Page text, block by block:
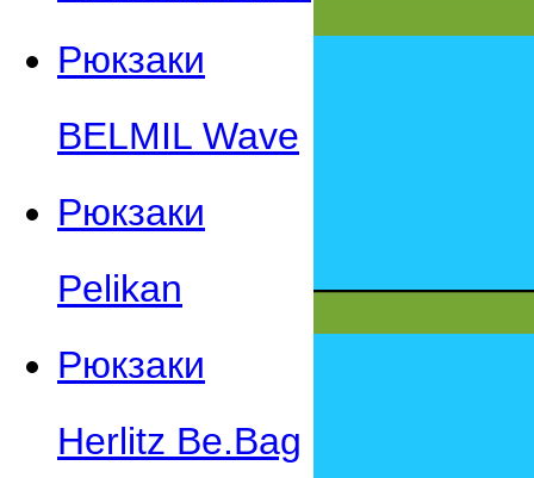
Рюкзаки
BELMIL Wave
Рюкзаки
Pelikan
Рюкзаки
Herlitz Be.Bag